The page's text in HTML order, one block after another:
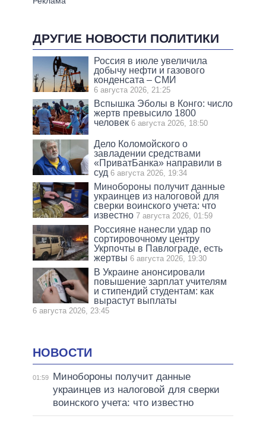
ДРУГИЕ НОВОСТИ ПОЛИТИКИ
Россия в июле увеличила
добычу нефти и газового
конденсата – СМИ
6 августа 2026, 21:25
Вспышка Эболы в Конго: число
жертв превысило 1800
человек 6 августа 2026, 18:50
Дело Коломойского о
завладении средствами
«ПриватБанка» направили в
суд 6 августа 2026, 19:34
Минобороны получит данные
украинцев из налоговой для
сверки воинского учета: что
известно 7 августа 2026, 01:59
Россияне нанесли удар по
сортировочному центру
Укрпочты в Павлограде, есть
жертвы 6 августа 2026, 19:30
В Украине анонсировали
повышение зарплат учителям
и стипендий студентам: как
вырастут выплаты
6 августа 2026, 23:45
НОВОСТИ
01:59
Минобороны получит данные
украинцев из налоговой для сверки
воинского учета: что известно